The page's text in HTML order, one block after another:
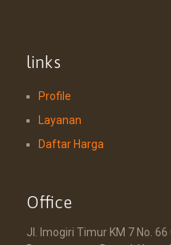
links
Profile
Layanan
Daftar Harga
Office
Jl. Imogiri Timur KM 7 No.